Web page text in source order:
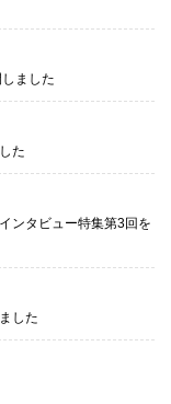
ました
た
ンタビュー特集第3回を
した